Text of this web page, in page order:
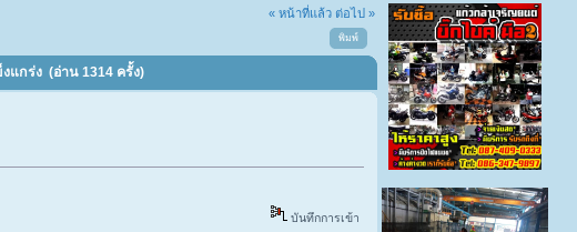
« หน้าที่แล้ว ต่อไป »
พิมพ์
แกร่ง (อ่าน 1314 ครั้ง)
บันทึกการเข้า